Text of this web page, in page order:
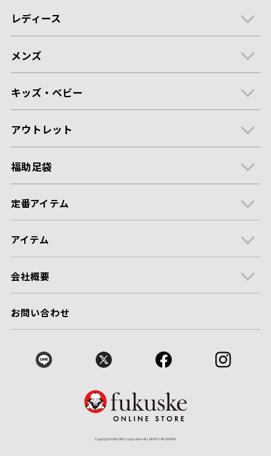
レディース
メンズ
キッズ・ベビー
アウトレット
福助足袋
定番アイテム
アイテム
会社概要
お問い合わせ
Copyright FUKUSKE Corporation ALL RIGHTS RESERVED